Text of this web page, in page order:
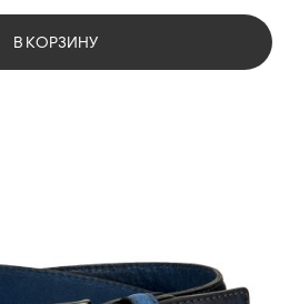
В КОРЗИНУ